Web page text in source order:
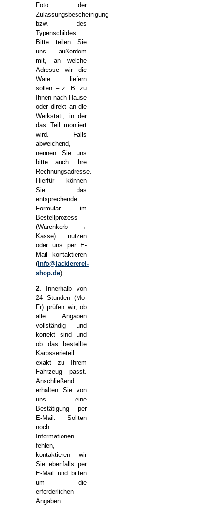
Foto der
Zulassungsbescheinigung
bzw. des
Typenschildes.
Bitte teilen Sie
uns außerdem
mit, an welche
Adresse wir die
Ware liefern
sollen – z. B. zu
Ihnen nach Hause
oder direkt an die
Werkstatt, in der
das Teil montiert
wird. Falls
abweichend,
nennen Sie uns
bitte auch Ihre
Rechnungsadresse.
Hierfür können
Sie das
entsprechende
Formular im
Bestellprozess
(Warenkorb →
Kasse) nutzen
oder uns per E-
Mail kontaktieren
(info@lackiererei-
shop.de)
2. Innerhalb von
24 Stunden (Mo-
Fr) prüfen wir, ob
alle Angaben
vollständig und
korrekt sind und
ob das bestellte
Karosserieteil
exakt zu Ihrem
Fahrzeug passt.
Anschließend
erhalten Sie von
uns eine
Bestätigung per
E-Mail. Sollten
noch
Informationen
fehlen,
kontaktieren wir
Sie ebenfalls per
E-Mail und bitten
um die
erforderlichen
Angaben.